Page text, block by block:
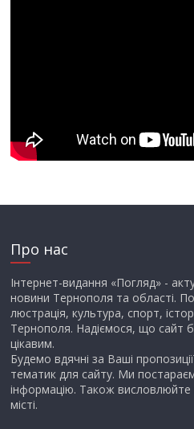
Про нас
Інтернет-видання «Погляд» -
новини Тернополя та області.
люстрація, культура, спорт,
Тернополя. Надіємося, що сайт
цікавим.
Будемо вдячні за Ваші
тематик для сайту. Ми
інформацію. Також висловлюйте
місті.